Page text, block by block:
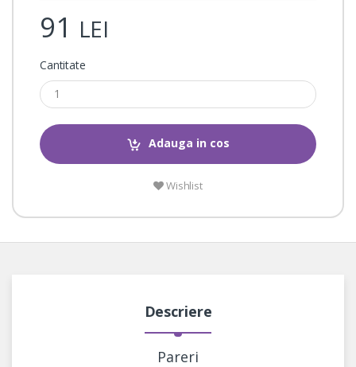
91 LEI
Cantitate
Adauga in cos
Wishlist
Descriere
Pareri